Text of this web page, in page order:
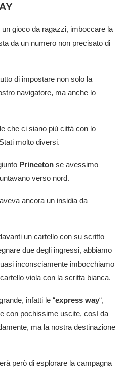
gioco da ragazzi, imboccare la
da un numero non precisato di
di impostare non solo la
navigatore, ma anche lo
che ci siano più città con lo
molto diversi.
Princeton se avessimo
verso nord.
ancora un insidia da
un cartello con su scritto
due degli ingressi, abbiamo
inconsciamente imbocchiamo
viola con la scritta bianca.
infatti le “express way“,
con pochissime uscite, così da
ma la nostra destinazione
però di esplorare la campagna